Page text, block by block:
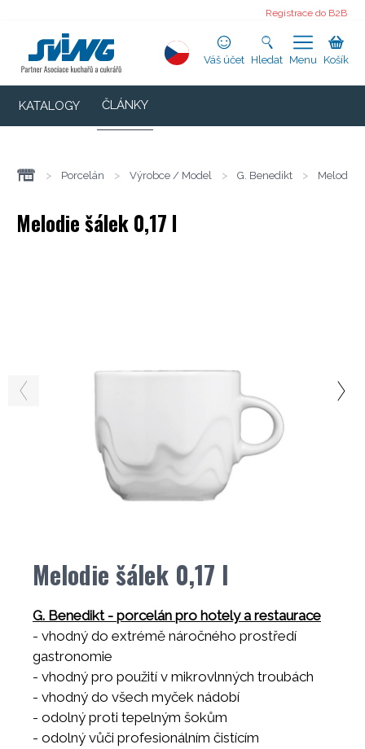
Registrace do B2B
Váš účet Hledat Menu Košík
KATALOGY ČLÁNKY
> Porcelán > Výrobce / Model > G. Benedikt > Melodie
Melodie šálek 0,17 l
Melodie šálek 0,17 l
G. Benedikt - porcelán pro hotely a restaurace
- vhodný do extrémě náročného prostředí
gastronomie
- vhodný pro použití v mikrovlnných troubách
- vhodný do všech myček nádobí
- odolný proti tepelným šokům
- odolný vůči profesionálním čistícím